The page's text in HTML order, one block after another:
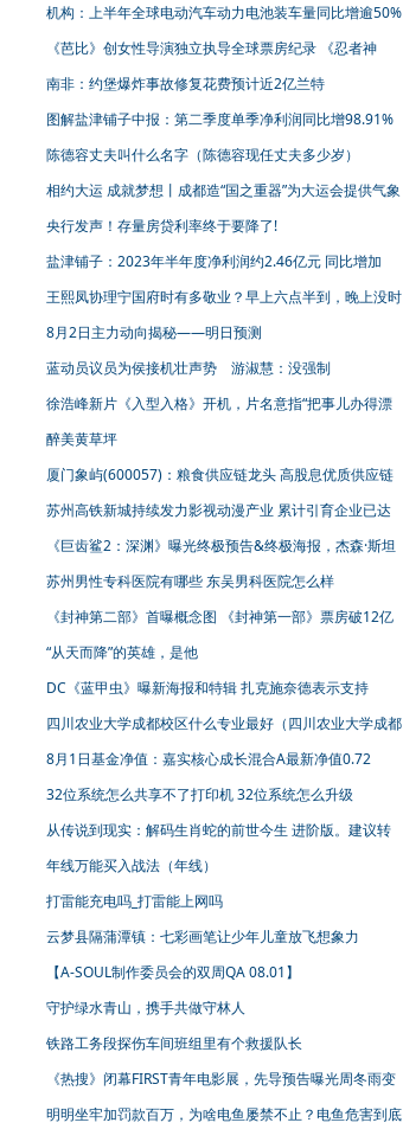
机构：上半年全球电动汽车动力电池装车量同比增逾50%
《芭比》创女性导演独立执导全球票房纪录 《忍者神
南非：约堡爆炸事故修复花费预计近2亿兰特
图解盐津铺子中报：第二季度单季净利润同比增98.91%
陈德容丈夫叫什么名字（陈德容现任丈夫多少岁）
相约大运 成就梦想丨成都造“国之重器”为大运会提供气象
央行发声！存量房贷利率终于要降了!
盐津铺子：2023年半年度净利润约2.46亿元 同比增加
王熙凤协理宁国府时有多敬业？早上六点半到，晚上没时
8月2日主力动向揭秘——明日预测
蓝动员议员为侯接机壮声势 游淑慧：没强制
徐浩峰新片《入型入格》开机，片名意指“把事儿办得漂
醉美黄草坪
厦门象屿(600057)：粮食供应链龙头 高股息优质供应链
苏州高铁新城持续发力影视动漫产业 累计引育企业已达
《巨齿鲨2：深渊》曝光终极预告&终极海报，杰森·斯坦
苏州男性专科医院有哪些 东吴男科医院怎么样
《封神第二部》首曝概念图 《封神第一部》票房破12亿
“从天而降”的英雄，是他
DC《蓝甲虫》曝新海报和特辑 扎克施奈德表示支持
四川农业大学成都校区什么专业最好（四川农业大学成都
8月1日基金净值：嘉实核心成长混合A最新净值0.72
32位系统怎么共享不了打印机 32位系统怎么升级
从传说到现实：解码生肖蛇的前世今生 进阶版。建议转
年线万能买入战法（年线）
打雷能充电吗_打雷能上网吗
云梦县隔蒲潭镇：七彩画笔让少年儿童放飞想象力
【A-SOUL制作委员会的双周QA 08.01】
守护绿水青山，携手共做守林人
铁路工务段探伤车间班组里有个救援队长
《热搜》闭幕FIRST青年电影展，先导预告曝光周冬雨变
明明坐牢加罚款百万，为啥电鱼屡禁不止？电鱼危害到底